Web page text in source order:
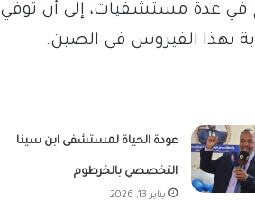
في عدة مستشفيات، إلى أن توفي
عودة الحياة لمستشفى ابن سينا
التخصصي بالخرطوم
يناير 13, 2026